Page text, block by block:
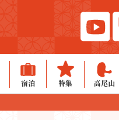
宿泊 特集 高尾山